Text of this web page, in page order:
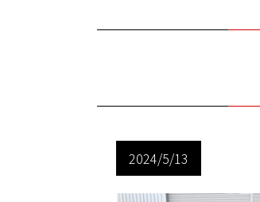
2024/5/13